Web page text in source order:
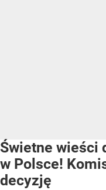
Świetne wieści
w Polsce!
decyzję